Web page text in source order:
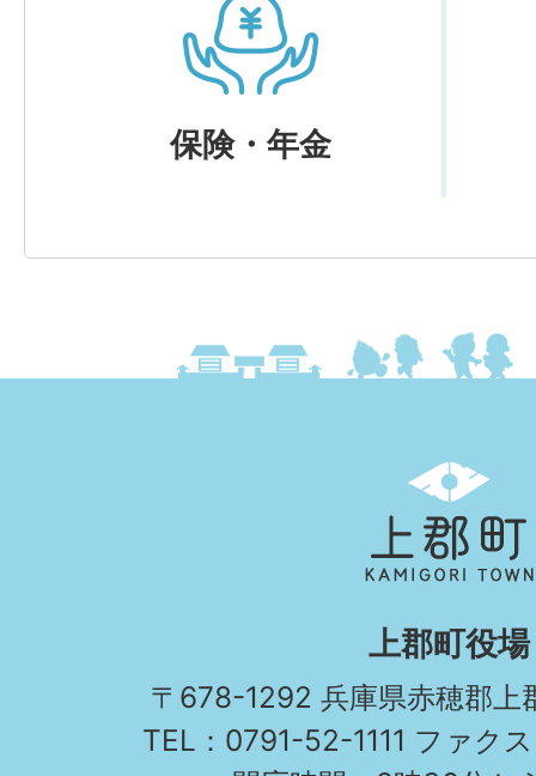
保険・年金
郡
町
KAMIGORI
TOWN
上郡町役場
〒678-1292 兵庫県赤穂郡上
TEL：0791-52-1111 ファク